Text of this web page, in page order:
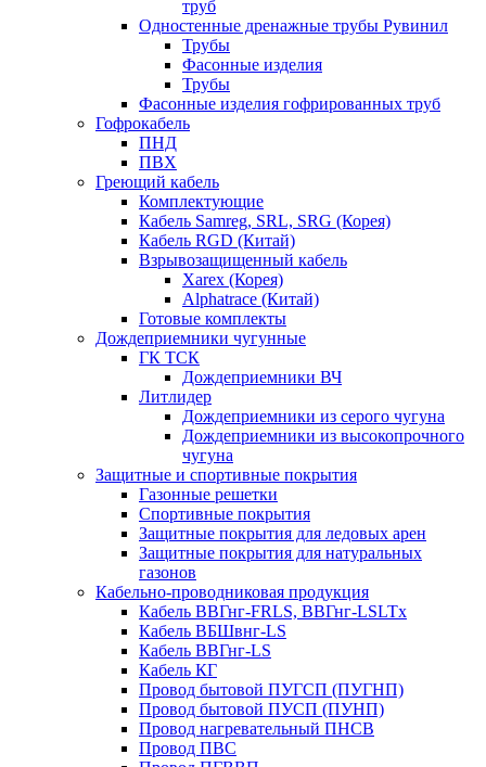
труб
Одностенные дренажные трубы Рувинил
Трубы
Фасонные изделия
Трубы
Фасонные изделия гофрированных труб
Гофрокабель
ПНД
ПВХ
Греющий кабель
Комплектующие
Кабель Samreg, SRL, SRG (Корея)
Кабель RGD (Китай)
Взрывозащищенный кабель
Xarex (Корея)
Alphatrace (Китай)
Готовые комплекты
Дождеприемники чугунные
ГК ТСК
Дождеприемники ВЧ
Литлидер
Дождеприемники из серого чугуна
Дождеприемники из высокопрочного
чугуна
Защитные и спортивные покрытия
Газонные решетки
Спортивные покрытия
Защитные покрытия для ледовых арен
Защитные покрытия для натуральных
газонов
Кабельно-проводниковая продукция
Кабель ВВГнг-FRLS, ВВГнг-LSLTx
Кабель ВБШвнг-LS
Кабель ВВГнг-LS
Кабель КГ
Провод бытовой ПУГСП (ПУГНП)
Провод бытовой ПУСП (ПУНП)
Провод нагревательный ПНСВ
Провод ПВС